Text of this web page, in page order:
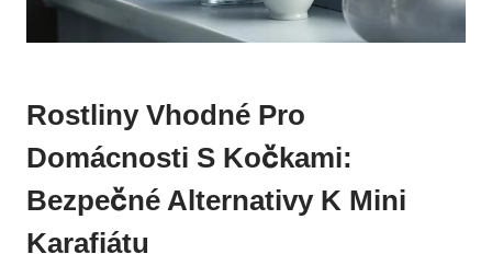
Rostliny Vhodné Pro
Domácnosti S Kočkami:
Bezpečné Alternativy K Mini
Karafiátu